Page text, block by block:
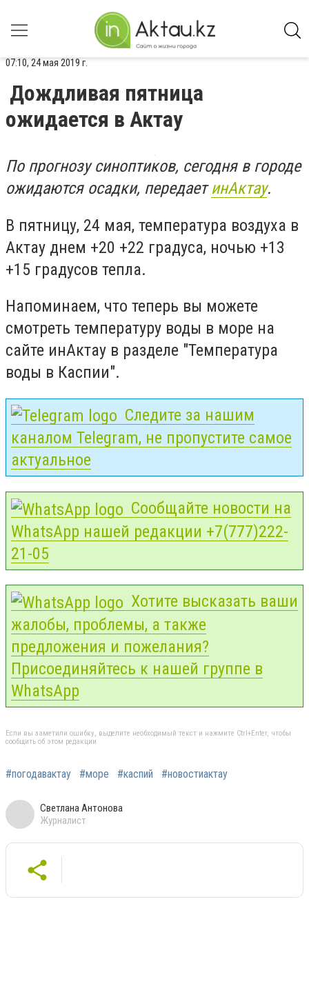
07:10, 24 мая 2019 г.
Дождливая пятница
ожидается в Актау
По прогнозу синоптиков, сегодня в городе
ожидаются осадки, передаетинАктау.
В пятницу, 24 мая, температура воздуха в
Актау днем +20 +22 градуса, ночью +13
+15 градусов тепла.
Напоминаем, что теперь вы можете
смотреть температуру воды в море на
сайте инАктау в разделе "Температура
воды в Каспии".
Следите за нашим
каналом Telegram, не пропустите самое
актуальное
Сообщайте новости на
WhatsApp нашей редакции +7(777)222-
21-05
Хотите высказать ваши
жалобы, проблемы, а также
предложения и пожелания?
Присоединяйтесь к нашей группе в
WhatsApp
Если вы заметили ошибку, выделите необходимый текст и нажмите Ctrl+Enter, чтобы
сообщить об этом редакции
#погодавактау #море #каспий #новостиактау
Светлана Антонова
Журналист